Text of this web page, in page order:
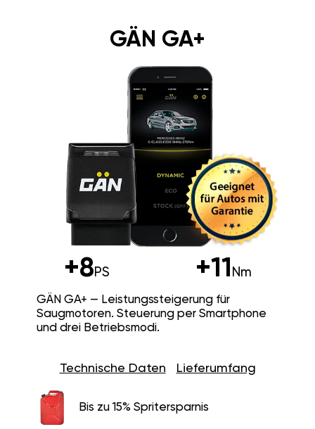
GÄN GA+
+8PS +11 Nm
GÄN GA+ — Leistungssteigerung für
Saugmotoren. Steuerung per Smartphone
und drei Betriebsmodi.
Technische Daten Lieferumfang
Bis zu 15% Spritersparnis